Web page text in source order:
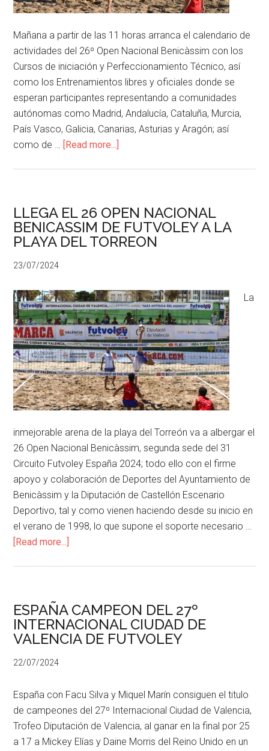
Mañana a partir de las 11 horas arranca el calendario de
actividades del 26º Open Nacional Benicàssim con los
Cursos de iniciación y Perfeccionamiento Técnico, así
como los Entrenamientos libres y oficiales donde se
esperan participantes representando a comunidades
autónomas como Madrid, Andalucía, Cataluña, Murcia,
País Vasco, Galicia, Canarias, Asturias y Aragón; así
como de … [Read more...]
LLEGA EL 26 OPEN NACIONAL
BENICASSIM DE FUTVOLEY A LA
PLAYA DEL TORREON
23/07/2024
La
inmejorable arena de la playa del Torreón va a albergar el
26 Open Nacional Benicàssim, segunda sede del 31
Circuito Futvoley España 2024; todo ello con el firme
apoyo y colaboración de Deportes del Ayuntamiento de
Benicàssim y la Diputación de Castellón Escenario
Deportivo, tal y como vienen haciendo desde su inicio en
el verano de 1998, lo que supone el soporte necesario …
[Read more...]
ESPAÑA CAMPEON DEL 27º
INTERNACIONAL CIUDAD DE
VALENCIA DE FUTVOLEY
22/07/2024
España con Facu Silva y Miquel Marín consiguen el titulo
de campeones del 27º Internacional Ciudad de Valencia,
Trofeo Diputación de Valencia, al ganar en la final por 25
a 17 a Mickey Elías y Daine Morris del Reino Unido en un